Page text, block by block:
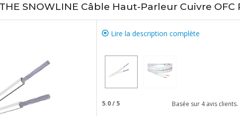
SNOWLINE Câble Haut-Parleur Cuivre
Lire la description complète
5.0/ 5 Basée sur 4avis clients.